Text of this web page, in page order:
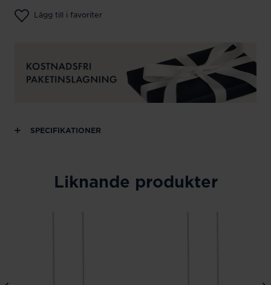
Lägg till i favoriter
SPECIFIKATIONER
Liknande produkter